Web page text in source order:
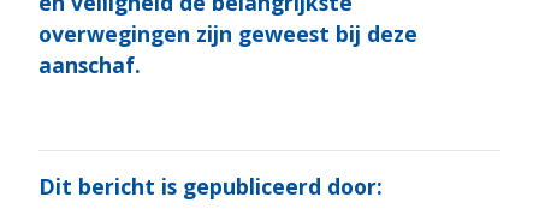
overwegingen zijn geweest bij deze
aanschaf.
Dit bericht is gepubliceerd door: